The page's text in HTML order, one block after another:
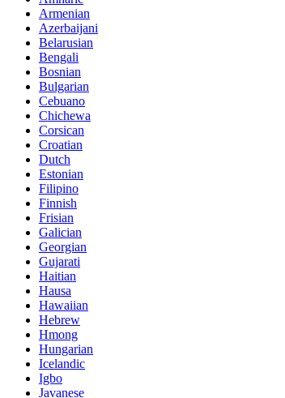
Armenian
Azerbaijani
Belarusian
Bengali
Bosnian
Bulgarian
Cebuano
Chichewa
Corsican
Croatian
Dutch
Estonian
Filipino
Finnish
Frisian
Galician
Georgian
Gujarati
Haitian
Hausa
Hawaiian
Hebrew
Hmong
Hungarian
Icelandic
Igbo
Javanese